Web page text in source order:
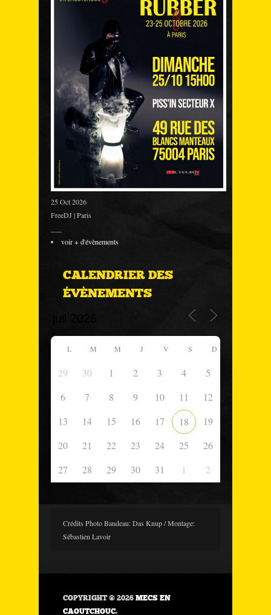
25 Oct 2026
FreeDJ | Paris
voir + d'évènements
CALENDRIER DES
ÉVÈNEMENTS
L M M J V S D
29 30 1 2 3 4
5
6
7 8 9 10 11
12
13
14 15 16 17 18
19
20
21 22 23 24 25
26
27
28 29 30 31 1 2
Crédits Photo Bandeau: Das Knup / Montage:
Sébastien Lavoir
COPYRIGHT © 2026 MECS EN
CAOUTCHOUC.